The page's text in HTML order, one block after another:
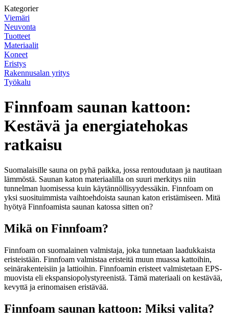
Kategorier
Viemäri
Neuvonta
Tuotteet
Materiaalit
Koneet
Eristys
Rakennusalan yritys
Työkalu
Finnfoam saunan kattoon:
Kestävä ja energiatehokas
ratkaisu
Suomalaisille sauna on pyhä paikka, jossa rentoudutaan ja nautitaan
lämmöstä. Saunan katon materiaalilla on suuri merkitys niin
tunnelman luomisessa kuin käytännöllisyydessäkin. Finnfoam on
yksi suosituimmista vaihtoehdoista saunan katon eristämiseen. Mitä
hyötyä Finnfoamista saunan katossa sitten on?
Mikä on Finnfoam?
Finnfoam on suomalainen valmistaja, joka tunnetaan laadukkaista
eristeistään. Finnfoam valmistaa eristeitä muun muassa kattoihin,
seinärakenteisiin ja lattioihin. Finnfoamin eristeet valmistetaan EPS-
muovista eli ekspansio­polystyreenistä. Tämä materiaali on kestävää,
kevyttä ja erinomaisen eristävää.
Finnfoam saunan kattoon: Miksi valita?